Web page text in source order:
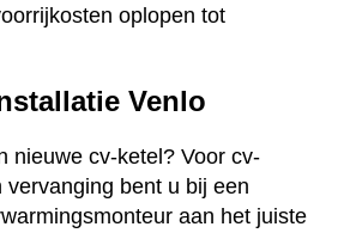
oplopen tot
Venlo
nieuwe cv-ketel? Voor cv-
vervanging bent u bij een
aan het juiste